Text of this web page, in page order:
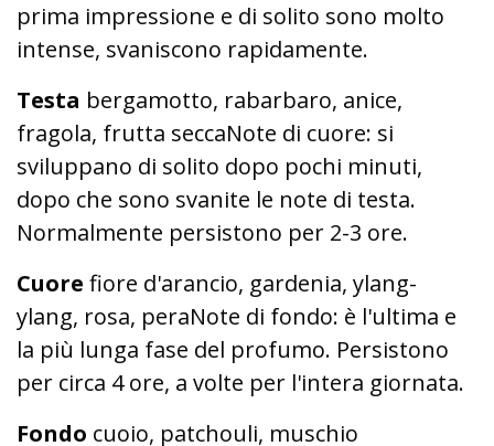
prima impressione e di solito sono molto
intense, svaniscono rapidamente.
Testa bergamotto, rabarbaro, anice,
fragola, frutta seccaNote di cuore: si
sviluppano di solito dopo pochi minuti,
dopo che sono svanite le note di testa.
Normalmente persistono per 2-3 ore.
Cuore fiore d'arancio, gardenia, ylang-
ylang, rosa, peraNote di fondo: è l'ultima e
la più lunga fase del profumo. Persistono
per circa 4 ore, a volte per l'intera giornata.
Fondo cuoio, patchouli, muschio